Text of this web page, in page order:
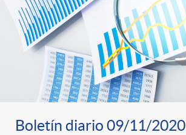
Boletín diario 09/11/2020